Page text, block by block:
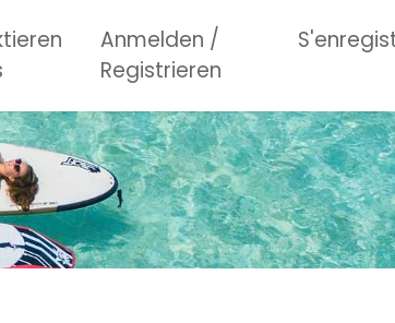
Anmelden /
Registrieren